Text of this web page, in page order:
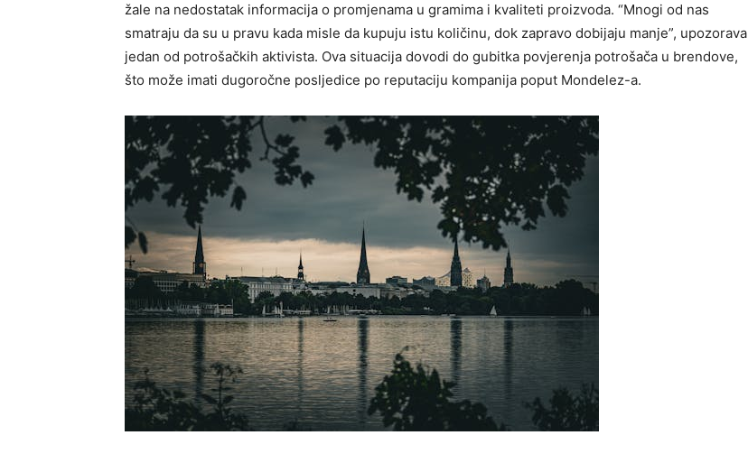
žale na nedostatak informacija o promjenama u gramima i kvaliteti proizvoda. “Mnogi od nas
smatraju da su u pravu kada misle da kupuju istu količinu, dok zapravo dobijaju manje”, upozorava
jedan od potrošačkih aktivista. Ova situacija dovodi do gubitka povjerenja potrošača u brendove,
što može imati dugoročne posljedice po reputaciju kompanija poput Mondelez-a.